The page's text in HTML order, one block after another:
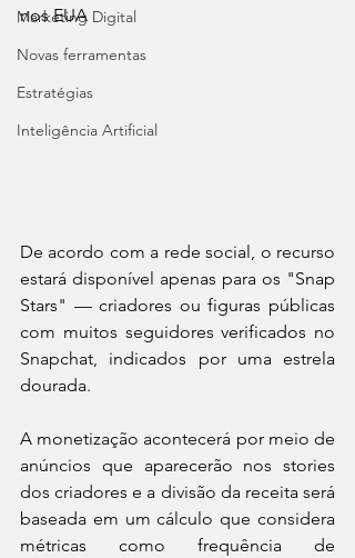
Marketing Digital
Novas ferramentas
Estratégias
Inteligência Artificial
nos EUA
De acordo com a rede social, o recurso
estará disponível apenas para os "Snap
Stars" — criadores ou figuras públicas
com muitos seguidores verificados no
Snapchat, indicados por uma estrela
dourada.
A monetização acontecerá por meio de
anúncios que aparecerão nos stories
dos criadores e a divisão da receita será
baseada em um cálculo que considera
métricas como frequência de